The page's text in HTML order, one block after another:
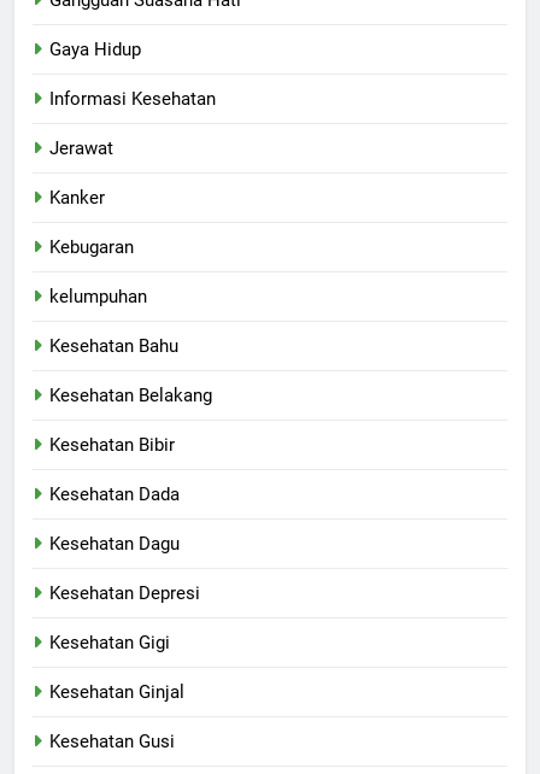
Gaya Hidup
Informasi Kesehatan
Jerawat
Kanker
Kebugaran
kelumpuhan
Kesehatan Bahu
Kesehatan Belakang
Kesehatan Bibir
Kesehatan Dada
Kesehatan Dagu
Kesehatan Depresi
Kesehatan Gigi
Kesehatan Ginjal
Kesehatan Gusi